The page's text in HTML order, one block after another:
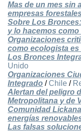
Mas de un mes sin
empresas forestales
Sobre Los
y lo hacemos
Organizaciones
como ecologista es
Los Bronces
Unido
Organizaciones
Integrado / Chile /
Alertan del peligro
Metropolitana y de
Comunidad
energías
Las falsas